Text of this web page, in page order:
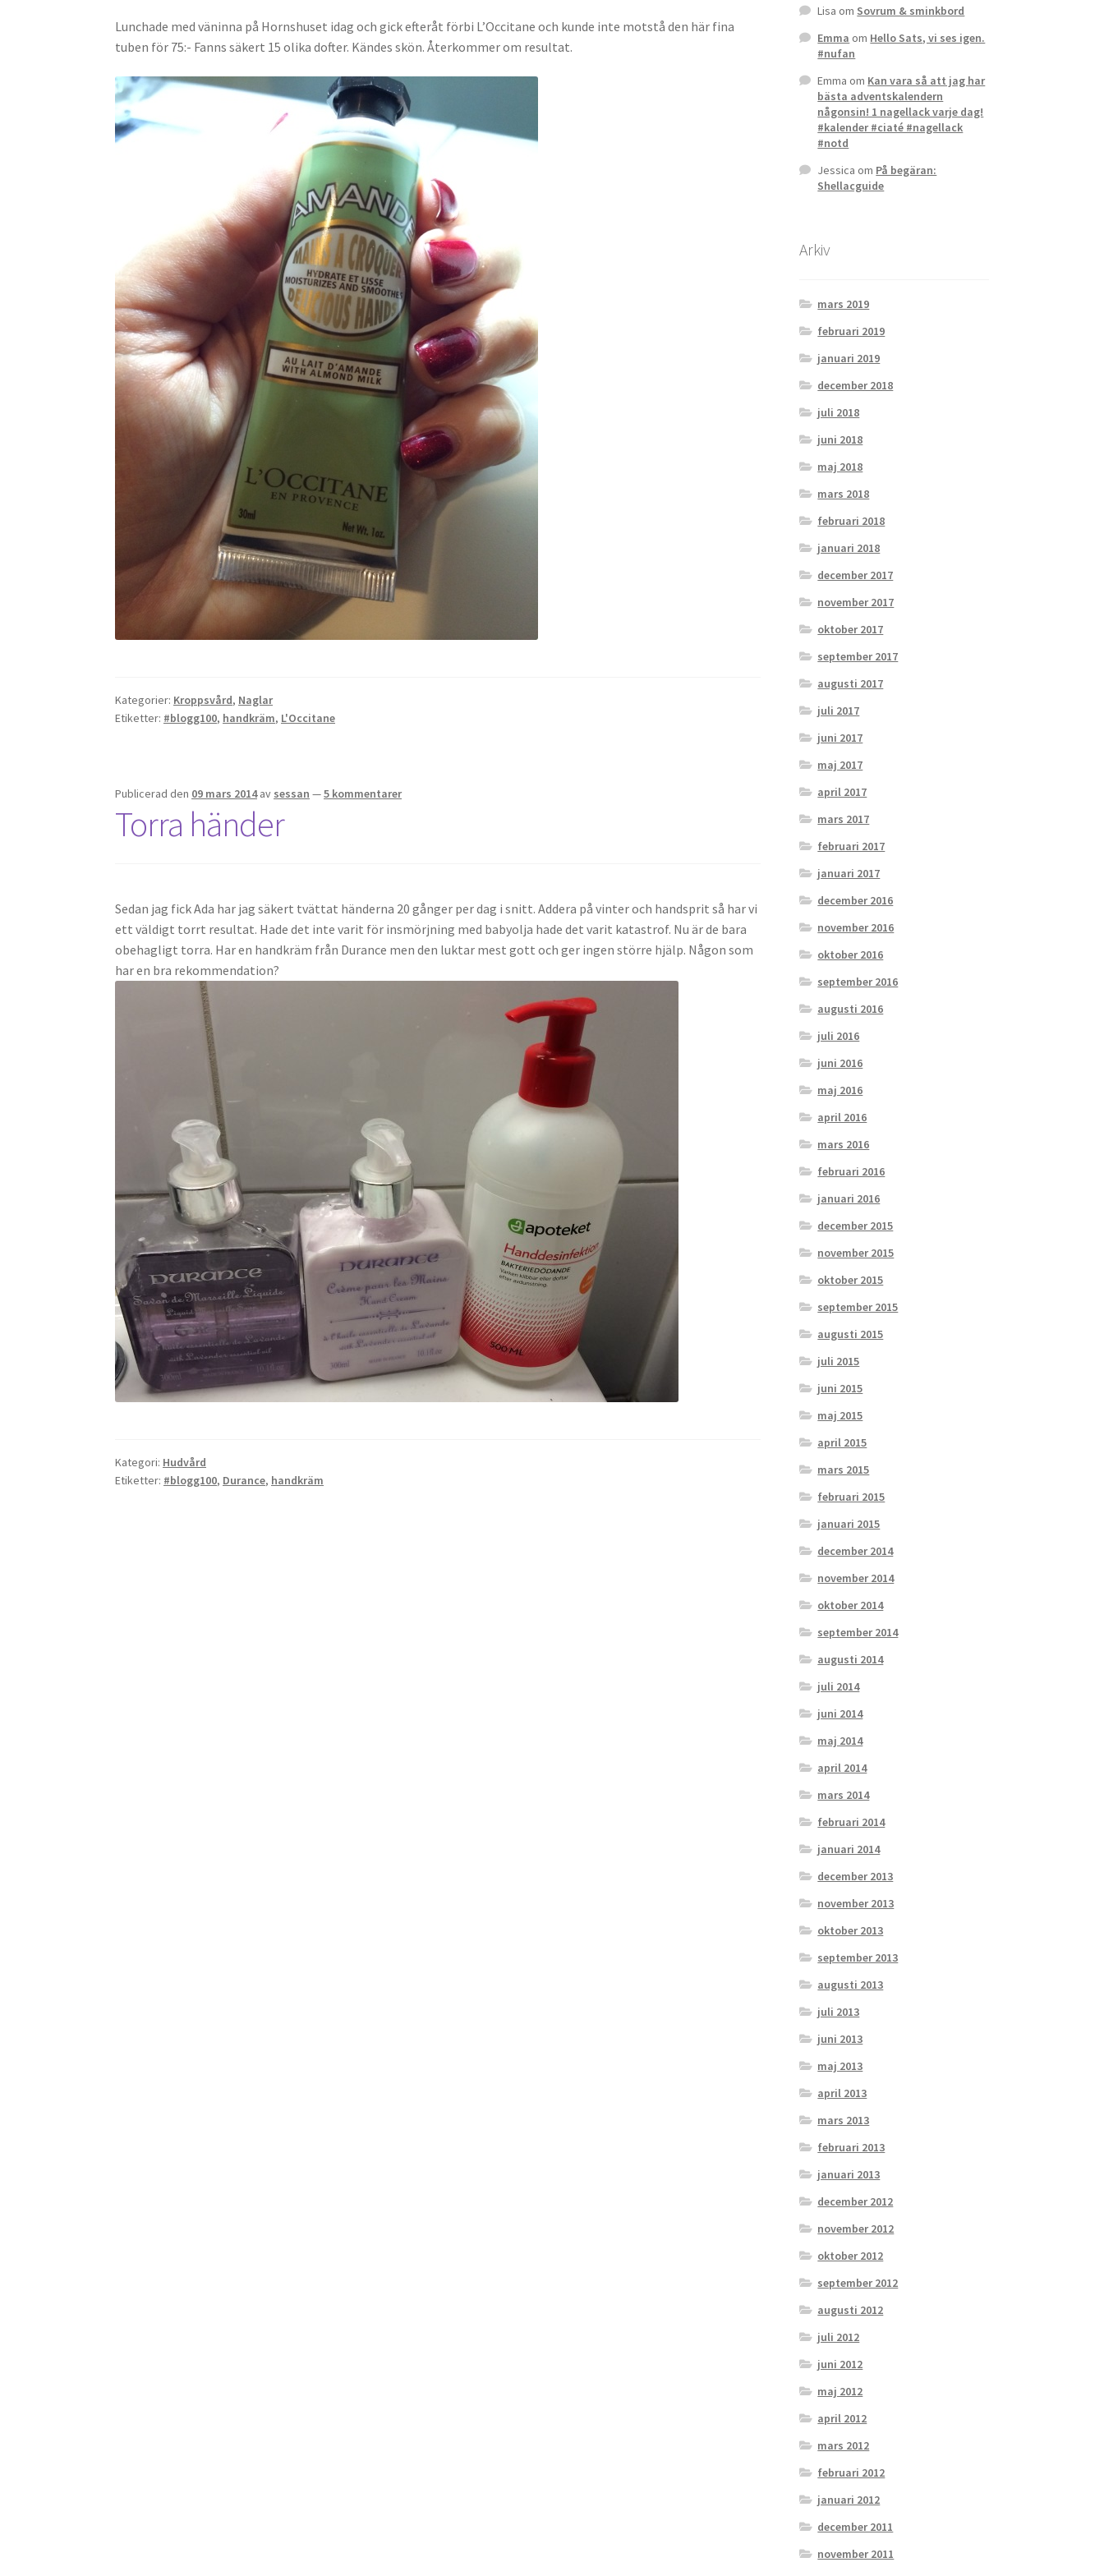
Lunchade med väninna på Hornshuset idag och gick efteråt förbi L’Occitane och kunde inte motstå den här fina
tuben för 75:- Fanns säkert 15 olika dofter. Kändes skön. Återkommer om resultat.
Kategorier: Kroppsvård, Naglar
Etiketter: #blogg100, handkräm, L'Occitane
Publicerad den 09 mars 2014 av sessan —5 kommentarer
Torra händer
Sedan jag fick Ada har jag säkert tvättat händerna 20 gånger per dag i snitt. Addera på vinter och handsprit så har vi
ett väldigt torrt resultat. Hade det inte varit för insmörjning med babyolja hade det varit katastrof. Nu är de bara
obehagligt torra. Har en handkräm från Durance men den luktar mest gott och ger ingen större hjälp. Någon som
har en bra rekommendation?
Kategori: Hudvård
Etiketter: #blogg100, Durance, handkräm
Lisa om Sovrum & sminkbord
Emma om Hello Sats, vi ses igen.
#nufan
Emma om Kan vara så att jag har
bästa adventskalendern
någonsin! 1 nagellack varje dag!
#kalender #ciaté #nagellack
#notd
Jessica om På begäran:
Shellacguide
Arkiv
mars 2019
februari 2019
januari 2019
december 2018
juli 2018
juni 2018
maj 2018
mars 2018
februari 2018
januari 2018
december 2017
november 2017
oktober 2017
september 2017
augusti 2017
juli 2017
juni 2017
maj 2017
april 2017
mars 2017
februari 2017
januari 2017
december 2016
november 2016
oktober 2016
september 2016
augusti 2016
juli 2016
juni 2016
maj 2016
april 2016
mars 2016
februari 2016
januari 2016
december 2015
november 2015
oktober 2015
september 2015
augusti 2015
juli 2015
juni 2015
maj 2015
april 2015
mars 2015
februari 2015
januari 2015
december 2014
november 2014
oktober 2014
september 2014
augusti 2014
juli 2014
juni 2014
maj 2014
april 2014
mars 2014
februari 2014
januari 2014
december 2013
november 2013
oktober 2013
september 2013
augusti 2013
juli 2013
juni 2013
maj 2013
april 2013
mars 2013
februari 2013
januari 2013
december 2012
november 2012
oktober 2012
september 2012
augusti 2012
juli 2012
juni 2012
maj 2012
april 2012
mars 2012
februari 2012
januari 2012
december 2011
november 2011